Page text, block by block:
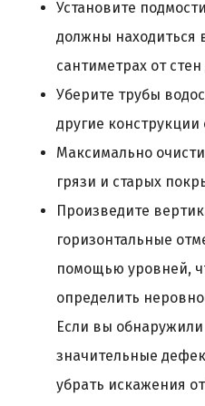
Установите
должны находиться
сантиметрах от
Уберите трубы
другие конструкции
Максимально
грязи и старых
Произведите
горизонтальные
помощью уровней,
определить
Если вы обнаружили
значительные
убрать искажения